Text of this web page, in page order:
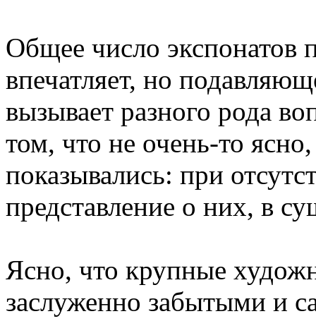
Общее число экспонатов
впечатляет, но
вызывает разного рода
том, что не очень-то
показывались: при
представление о них, в
Ясно, что крупные
заслуженно забытыми и